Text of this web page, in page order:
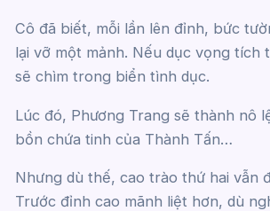
Cô đã biết, mỗi lần lên đỉnh, bức
lại vỡ một mảnh. Nếu dục vọng tích
sẽ chìm trong biển tình dục.
Lúc đó, Phương Trang sẽ thành nô
bồn chứa tinh của Thành Tấn…
Nhưng dù thế, cao trào thứ hai vẫn
Trước đỉnh cao mãnh liệt hơn, dù